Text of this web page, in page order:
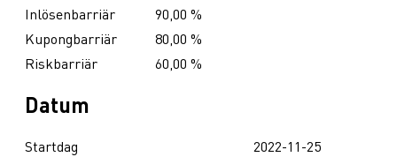
Inlösenbarriär
90,00 %
Kupongbarriär
80,00 %
Riskbarriär
60,00 %
Datum
Startdag
2022-11-25